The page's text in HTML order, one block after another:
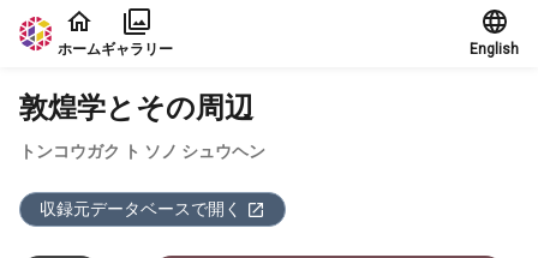
本文に飛ぶ
ホームギャラリー English
敦煌学とその周辺
トンコウガク ト ソノ シュウヘン
収録元データベースで開く